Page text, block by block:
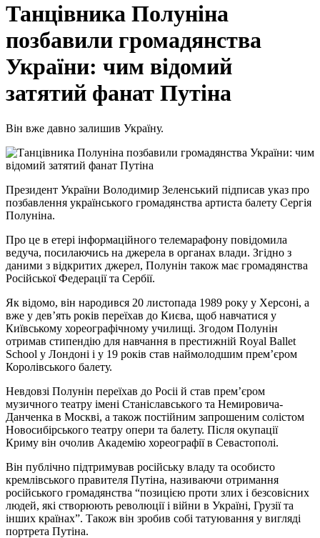
Танцівника Полуніна
позбавили громадянства
України: чим відомий
затятий фанат Путіна
Він вже давно залишив Україну.
Президент України Володимир Зеленський підписав указ про
позбавлення українського громадянства артиста балету Сергія
Полуніна.
Про це в етері інформаційного телемарафону повідомила
ведуча, посилаючись на джерела в органах влади. Згідно з
даними з відкритих джерел, Полунін також має громадянства
Російської Федерації та Сербії.
Як відомо, він народився 20 листопада 1989 року у Херсоні, а
вже у дев’ять років переїхав до Києва, щоб навчатися у
Київському хореографічному училищі. Згодом Полунін
отримав стипендію для навчання в престижній Royal Ballet
School у Лондоні і у 19 років став наймолодшим прем’єром
Королівського балету.
Невдовзі Полунін переїхав до Росіі й став прем’єром
музичного театру імені Станіславського та Немировича-
Данченка в Москві, а також постійним запрошеним солістом
Новосибірського театру опери та балету. Після окупації
Криму він очолив Академію хореографії в Севастополі.
Він публічно підтримував російську владу та особисто
кремлівського правителя Путіна, називаючи отримання
російського громадянства “позицією проти злих і безсовісних
людей, які створюють революції і війни в Україні, Грузії та
інших країнах”. Також він зробив собі татуювання у вигляді
портрета Путіна.